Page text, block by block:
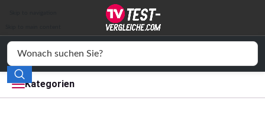
Kategorien
Elektronik
Freizeit